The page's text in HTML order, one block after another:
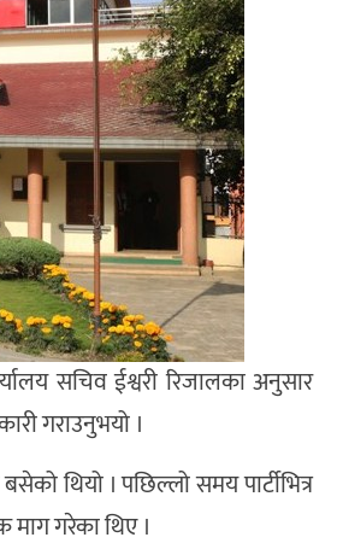
सचिव ईश्वरी रिजालका अनुसार
गराउनुभयो ।
थियो । पछिल्लो समय पार्टीभित्र
गरेका थिए ।